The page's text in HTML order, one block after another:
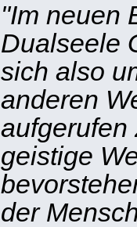
"Im neuen
Dualseele
sich also
anderen
aufgerufen
geistige
der